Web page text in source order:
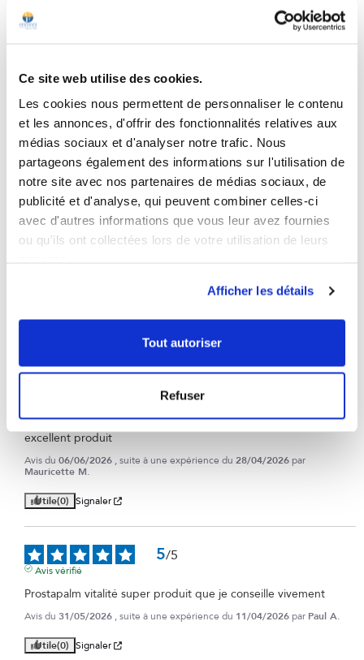
Ce site web utilise des cookies.
Les cookies nous permettent de personnaliser le contenu
et les annonces, d'offrir des fonctionnalités relatives aux
médias sociaux et d'analyser notre trafic. Nous
partageons également des informations sur l'utilisation de
notre site avec nos partenaires de médias sociaux, de
publicité et d'analyse, qui peuvent combiner celles-ci
avec d'autres informations que vous leur avez fournies
ou qu'ils ont collectées lors de votre utilisation de leurs
Afficher les détails
Tout autoriser
Refuser
4/5
Avis vérifié
bien
Avis du 07/08/2026
Utile(0) Signaler
5/5
Avis vérifié
excellent produit
Avis du 06/06/2026 , suite à une expérience du 28/04/2026 par
Mauricette M.
Utile(0) Signaler
5/5
Avis vérifié
Prostapalm vitalité super produit que je conseille vivement
Avis du 31/05/2026 , suite à une expérience du 11/04/2026 par Paul A.
Utile(0) Signaler